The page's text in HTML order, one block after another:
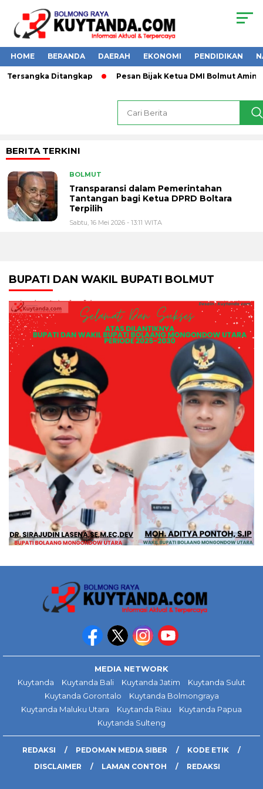
HOME BERANDA DAERAH EKONOMI PENDIDIKAN
Ditangkap Pesan Bijak Ketua DMI Bolmut Amin
BERITA TERKINI
BOLMUT
Transparansi dalam Pemerintahan
Tantangan bagi Ketua DPRD Boltara
Terpilih
Sabtu, 16 Mei 2026 - 13:11 WITA
BUPATI DAN WAKIL BUPATI BOLMUT
MEDIA NETWORK
Kuytanda
Kuytanda Bali Kuytanda Jatim
Kuytanda Sulut
Kuytanda Gorontalo
Kuytanda Bolmongraya
Kuytanda Maluku Utara
Kuytanda Riau
Kuytanda Papua
Kuytanda Sulteng
REDAKSI PEDOMAN MEDIA SIBER
KODE ETIK
DISCLAIMER
LAMAN CONTOH REDAKSI